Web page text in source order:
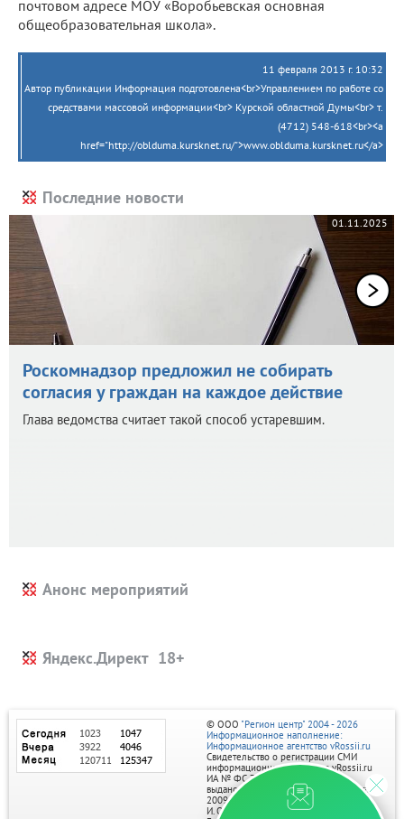
почтовом адресе МОУ «Воробьевская основная
общеобразовательная школа».
11 февраля 2013 г. 10:32
Автор публикации Информация подготовлена<br>Управлением по работе со
средствами массовой информации<br> Курской областной Думы<br> т.
(4712) 548-618<br><a
href="http://oblduma.kursknet.ru/">www.oblduma.kursknet.ru</a>
Последние новости
01.11.2025
Роскомнадзор предложил не собирать
согласия у граждан на каждое действие
Глава ведомства считает такой способ устаревшим.
Анонс мероприятий
Яндекс.Директ
© ООО "Регион центр" 2004 - 2026
Информационное наполнение:
Информационное агентство vRossii.ru
Свидетельство о регистрации СМИ
информационного агентства vRossii.ru
ИА № ФС 77‑35502
выдано РОСКОМНАДЗОРом 04 марта
2009г.
И. О. Главного редактора Нарыков А. Н.